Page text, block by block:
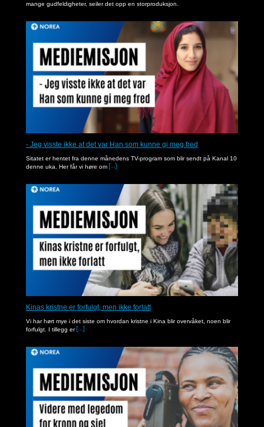
mange gudfeldigheter, seiler det opp en storproduksjon.
- Jeg visste ikke at det var Han som kunne gi meg fred
Sitatet er hentet fra denne månedens TV-program som blir sendt på Kanal 10
denne uka. Her får vi høre om
Kinas kristne er forfulgt, men ikke forlatt
Vi har hørt mye i det siste om hvordan kristne i Kina blir overvåket, noen blir
forfulgt. I tillegg er